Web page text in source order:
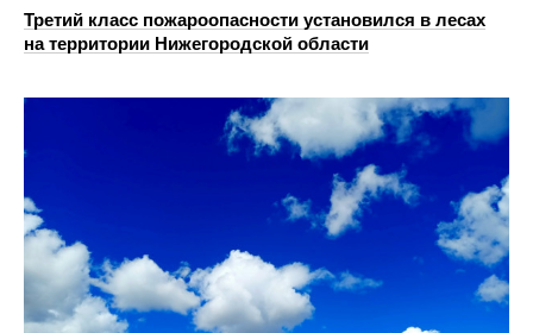
Третий класс пожароопасности установился в лесах
на территории Нижегородской области